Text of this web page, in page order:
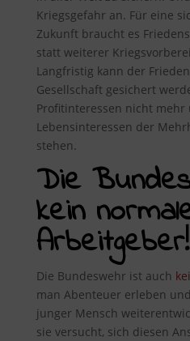
Kriegsgefahr an. Für eine
Zukunft braucht es
statt weiterer
Langfristig kann der
Gesellschaft gesichert
Profitinteressen nicht mehr
Lebensinteressen der
stehen.
Die
kein
Arbeitgeber!
Die Bundeswehr ist auch
man Abenteuer erleben
junger Mensch
sie versucht, sich diesen